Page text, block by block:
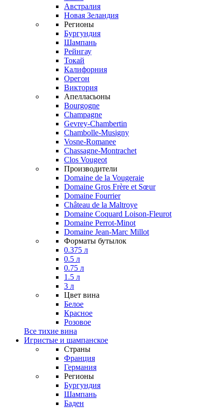
Австралия
Новая Зеландия
Регионы
Бургундия
Шампань
Рейнгау
Токай
Калифорния
Орегон
Виктория
Апелласьоны
Bourgogne
Champagne
Gevrey-Chambertin
Chambolle-Musigny
Vosne-Romanee
Chassagne-Montrachet
Clos Vougeot
Производители
Domaine de la Vougeraie
Domaine Gros Frère et Sœur
Domaine Fourrier
Château de la Maltroye
Domaine Coquard Loison-Fleurot
Domaine Perrot-Minot
Domaine Jean-Marc Millot
Форматы бутылок
0.375 л
0.5 л
0.75 л
1.5 л
3 л
Цвет вина
Белое
Красное
Розовое
Все тихие вина
Игристые и шампанское
Страны
Франция
Германия
Регионы
Бургундия
Шампань
Баден